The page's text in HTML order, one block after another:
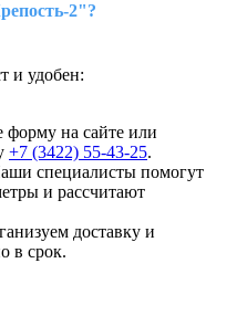
2"?
и удобен:
форму на сайте или
+7 (3422) 55-43-25.
специалисты помогут
и рассчитают
доставку и
в срок.